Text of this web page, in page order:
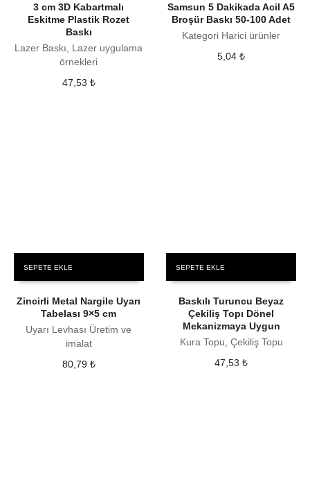
3 cm 3D Kabartmalı
Eskitme Plastik Rozet
Baskı
Lazer Baskı, Lazer uygulama
örnekleri
47,53 ₺
Samsun 5 Dakikada Acil A5
Broşür Baskı 50-100 Adet
Kategori Harici ürünler
5,04₺
SEPETE EKLE
Zincirli Metal Nargile Uyarı
Tabelası 9×5 cm
Uyarı Levhası Üretim ve
imalat
80,79 ₺
SEPETE EKLE
Baskılı Turuncu Beyaz
Çekiliş Topı Dönel
Mekanizmaya Uygun
Kura Topu, Çekiliş Topu
47,53₺